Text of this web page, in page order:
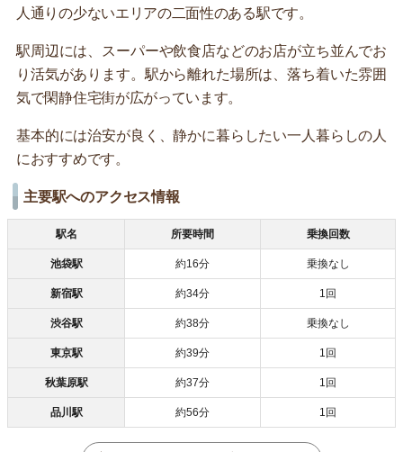
人通りの少ないエリアの二面性のある駅です。
駅周辺には、スーパーや飲食店などのお店が立ち並んでお
り活気があります。駅から離れた場所は、落ち着いた雰囲
気で閑静住宅街が広がっています。
基本的には治安が良く、静かに暮らしたい一人暮らしの人
におすすめです。
主要駅へのアクセス情報
駅名 所要時間 乗換回数
池袋駅 約16分 乗換なし
新宿駅 約34分 1回
渋谷駅 約38分 乗換なし
東京駅 約39分 1回
秋葉原駅 約37分 1回
品川駅 約56分 1回